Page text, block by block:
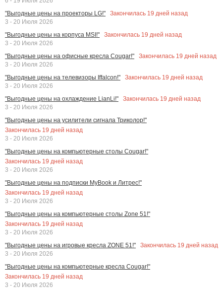
"Выгодные цены на проекторы LG!"
Закончилась 19 дней назад
3 - 20 Июля 2026
"Выгодные цены на корпуса MSI!"
Закончилась 19 дней назад
3 - 20 Июля 2026
"Выгодные цены на офисные кресла Cougar!"
Закончилась 19 дней назад
3 - 20 Июля 2026
"Выгодные цены на телевизоры Iffalcon!"
Закончилась 19 дней назад
3 - 20 Июля 2026
"Выгодные цены на охлаждение LianLi!"
Закончилась 19 дней назад
3 - 20 Июля 2026
"Выгодные цены на усилители сигнала Триколор!"
Закончилась 19 дней назад
3 - 20 Июля 2026
"Выгодные цены на компьютерные столы Cougar!"
Закончилась 19 дней назад
3 - 20 Июля 2026
"Выгодные цены на подписки MyBook и Литрес!"
Закончилась 19 дней назад
3 - 20 Июля 2026
"Выгодные цены на компьютерные столы Zone 51!"
Закончилась 19 дней назад
3 - 20 Июля 2026
"Выгодные цены на игровые кресла ZONE 51!"
Закончилась 19 дней назад
3 - 20 Июля 2026
"Выгодные цены на компьютерные кресла Cougar!"
Закончилась 19 дней назад
3 - 20 Июля 2026